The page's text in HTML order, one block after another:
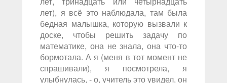
лет), я всё это наблюдала, там была
бедная малышка, которую вызвали к
доске, чтобы решить задачу по
математике, она не знала, она что-то
бормотала. А я (меня в тот момент не
спрашивали), я посмотрела, я
улыбнулась, - о, учитель это увидел, он